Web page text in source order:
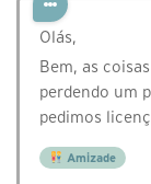
Olás,
Bem, as
perdendo um
pedimos
Amizade